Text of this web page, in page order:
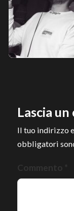
Lascia
Il tuo indirizzo
obbligatori
Commento